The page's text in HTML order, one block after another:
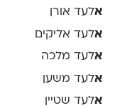
אלעד אורן
אלעד אליקים
אלעד מלכה
אלעד משען
אלעד שטיין